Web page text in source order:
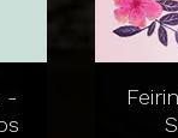
-